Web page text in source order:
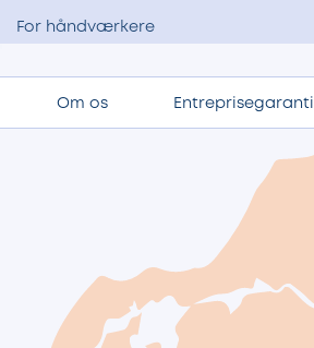
For håndværkere
Om os Entreprisegaranti